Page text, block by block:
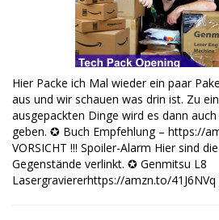
Hier Packe ich Mal wieder ein paar
aus und wir schauen was drin ist. Zu
ausgepackten Dinge wird es dann
geben. ✪ Buch Empfehlung – https://
VORSICHT !!! Spoiler-Alarm Hier sind
Gegenstände verlinkt. ✪ Genmitsu L8
Lasergraviererhttps://amzn.to/